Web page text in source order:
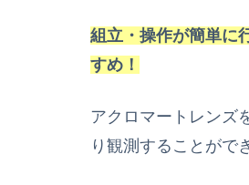
組立・操作が簡単に
すめ！
アクロマートレンズ
り観測することがで